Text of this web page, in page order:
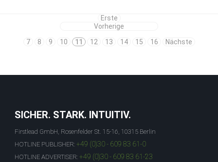
Erste
Vorherige
7
8 9 10 11 12 13 14 15 16 Nächste
SICHER. STARK. INTUITIV.
Firstlead GmbH, Rosenfelder St. 15-16, 10315 Berlin
HOTLINE PUBLISHER: +49 (0)30 - 609 83 61-0
HOTLINE ADVERTISER: +49 (0)30 - 609 83 61-23